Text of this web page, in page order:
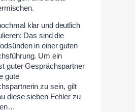
klar und deutlich
Das sind die
in einer guten
Um ein
guter Gesprächspartner
gute
zu sein, gilt
diese sieben Fehler zu